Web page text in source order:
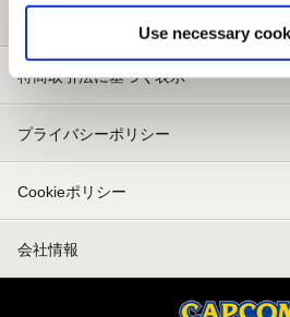
Use necessary
特商取引法に基づく表示
プライバシーポリシー
Cookieポリシー
会社情報